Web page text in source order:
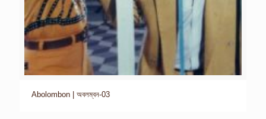
Abolombon | অবলম্বন-03